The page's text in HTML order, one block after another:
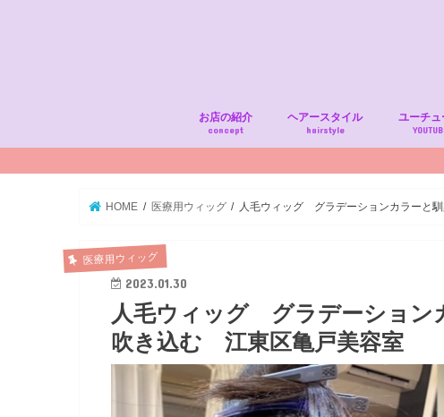
お店の紹介
concept
ヘアースタイル
hairstyle
ユーチュ
HOME 医療用ウィッグ 人毛ウィッグ グラデーションカラーと
医療用ウィッグ
2023.01.30
人毛ウィッグ グラデーション
吹き込む 江東区亀戸美容室